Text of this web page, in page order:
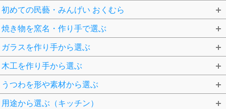
初めての民藝・みんげい おくむら
焼き物を窯名・作り手で選ぶ
ガラスを作り手から選ぶ
木工を作り手から選ぶ
うつわを形や素材から選ぶ
用途から選ぶ（キッチン）